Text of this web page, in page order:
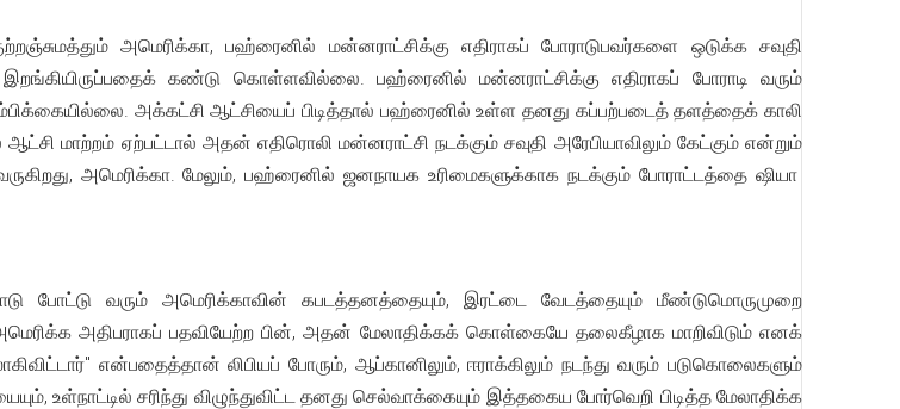
அமெரிக்கா, பஹ்ரைனில் மன்னராட்சிக்கு எதிராகப் போராடுபவர்களை ஒடுக்க சவுதி
கண்டு கொள்ளவில்லை. பஹ்ரைனில் மன்னராட்சிக்கு எதிராகப் போராடி வரும்
அக்கட்சி ஆட்சியைப் பிடித்தால் பஹ்ரைனில் உள்ள தனது கப்பற்படைத் தளத்தைக் காலி
மாற்றம் ஏற்பட்டால் அதன் எதிரொலி மன்னராட்சி நடக்கும் சவுதி அரேபியாவிலும் கேட்கும் என்றும்
அமெரிக்கா. மேலும், பஹ்ரைனில் ஜனநாயக உரிமைகளுக்காக நடக்கும் போராட்டத்தை ஷியா
போட்டு வரும் அமெரிக்காவின் கபடத்தனத்தையும், இரட்டை வேடத்தையும் மீண்டுமொருமுறை
அமெரிக்க அதிபராகப் பதவியேற்ற பின், அதன் மேலாதிக்கக் கொள்கையே தலைகீழாக மாறிவிடும் எனக்
என்பதைத்தான் லிபியப் போரும், ஆப்கானிலும், ஈராக்கிலும் நடந்து வரும் படுகொலைகளும்
உள்நாட்டில் சரிந்து விழுந்துவிட்ட தனது செல்வாக்கையும் இத்தகைய போர்வெறி பிடித்த மேலாதிக்க